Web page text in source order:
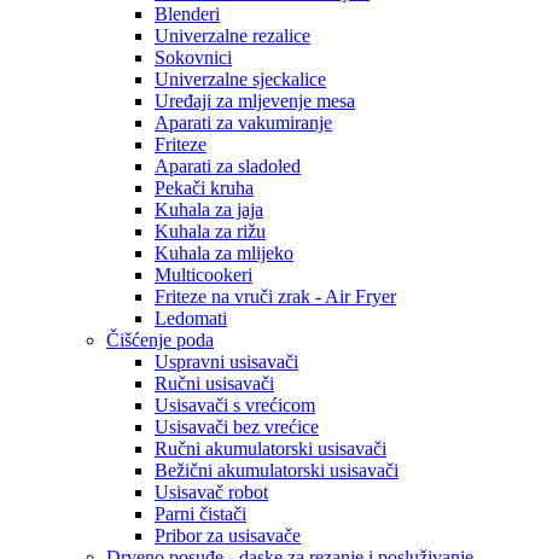
Blenderi
Univerzalne rezalice
Sokovnici
Univerzalne sjeckalice
Uređaji za mljevenje mesa
Aparati za vakumiranje
Friteze
Aparati za sladoled
Pekači kruha
Kuhala za jaja
Kuhala za rižu
Kuhala za mlijeko
Multicookeri
Friteze na vruči zrak - Air Fryer
Ledomati
Čišćenje poda
Uspravni usisavači
Ručni usisavači
Usisavači s vrećicom
Usisavači bez vrećice
Ručni akumulatorski usisavači
Bežični akumulatorski usisavači
Usisavač robot
Parni čistači
Pribor za usisavače